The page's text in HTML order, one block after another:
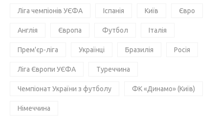
Ліга чемпіонів УЄФА Іспанія Київ Євро
Англія Європа Футбол Італія
Прем'єр-ліга Українці Бразилія Росія
Ліга Європи УЄФА Туреччина
Чемпіонат України з футболу ФК «Динамо» (Київ)
Німеччина